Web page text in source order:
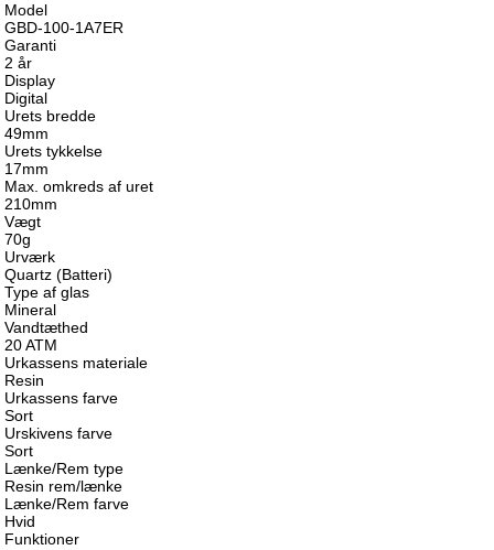
Model
GBD-100-1A7ER
Garanti
2 år
Display
Digital
Urets bredde
49mm
Urets tykkelse
17mm
Max. omkreds af uret
210mm
Vægt
70g
Urværk
Quartz (Batteri)
Type af glas
Mineral
Vandtæthed
20 ATM
Urkassens materiale
Resin
Urkassens farve
Sort
Urskivens farve
Sort
Lænke/Rem type
Resin rem/lænke
Lænke/Rem farve
Hvid
Funktioner